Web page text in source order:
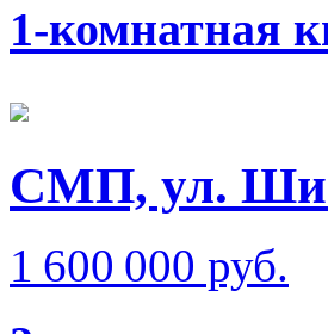
1-комнатная
СМП, ул.
1 600 000 руб.